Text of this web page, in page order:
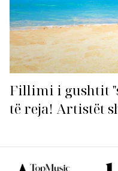
Fillimi i gushtit
të reja! Artistët